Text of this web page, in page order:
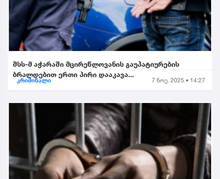
შსს-მ აჭარაში მცირეწლოვანის გაუპატიურების
ბრალდებით ერთი პირი დააკავა...
კრიმინალი 7 ნოე. 2025 • 14:27